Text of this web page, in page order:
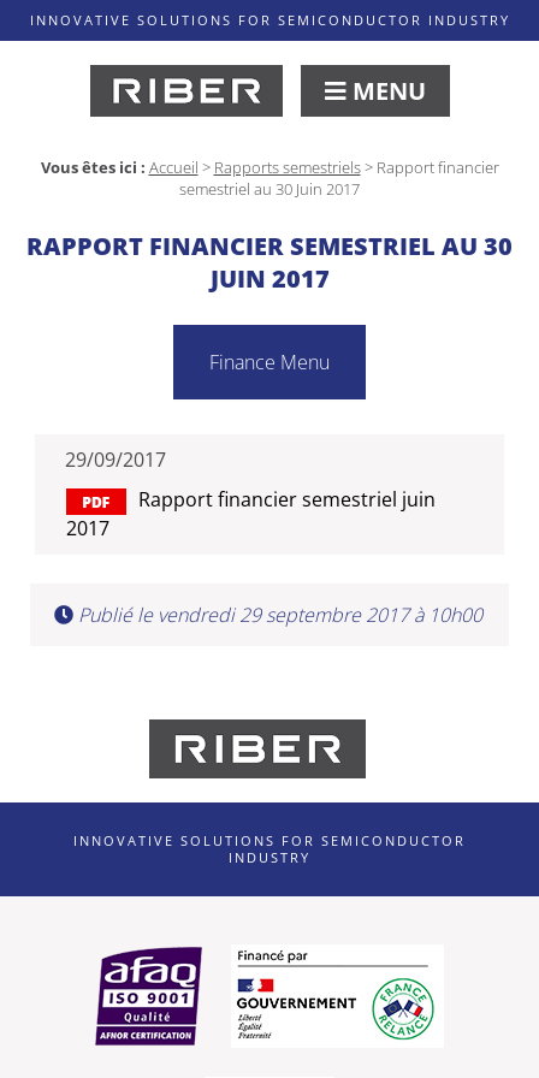
INNOVATIVE SOLUTIONS FOR SEMICONDUCTOR INDUSTRY
MENU
Vous êtes ici : Accueil > Rapports semestriels> Rapport financier
semestriel au 30 Juin 2017
RAPPORT FINANCIER SEMESTRIEL AU 30
JUIN 2017
Finance Menu
29/09/2017
Rapport financier semestriel juin
2017
Publié le vendredi 29 septembre 2017 à 10h00
INNOVATIVE SOLUTIONS FOR SEMICONDUCTOR
INDUSTRY